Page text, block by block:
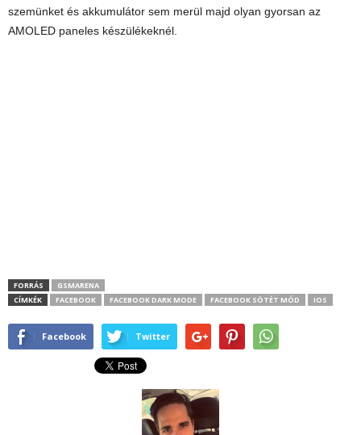
szemünket és akkumulátor sem merül majd olyan gyorsan az
AMOLED paneles készülékeknél.
FORRÁS
GSMARENA
CÍMKÉK
FACEBOOK FACEBOOK DARK MODE FACEBOOK SÖTÉT MÓD IOS
Facebook Twitter